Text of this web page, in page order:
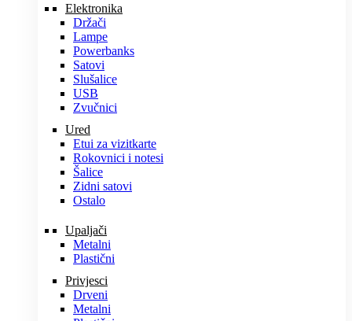
Elektronika
Držači
Lampe
Powerbanks
Satovi
Slušalice
USB
Zvučnici
Ured
Etui za vizitkarte
Rokovnici i notesi
Šalice
Zidni satovi
Ostalo
Upaljači
Metalni
Plastični
Privjesci
Drveni
Metalni